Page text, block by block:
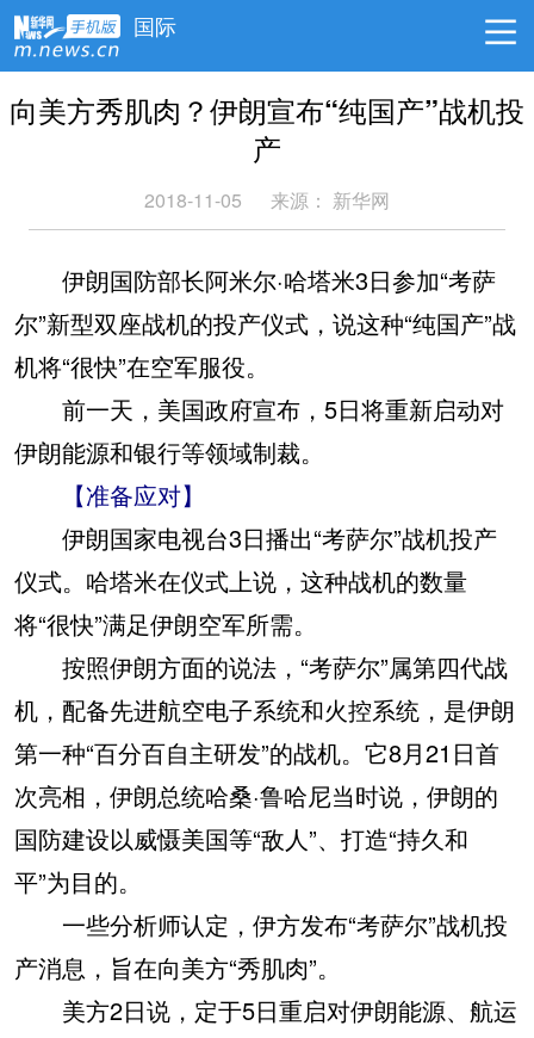
国际
向美方秀肌肉？伊朗宣布“纯国产”战机投
产
2018-11-05 来源： 新华网
伊朗国防部长阿米尔·哈塔米3日参加“考萨
尔”新型双座战机的投产仪式，说这种“纯国产”战
机将“很快”在空军服役。
前一天，美国政府宣布，5日将重新启动对
伊朗能源和银行等领域制裁。
【准备应对】
伊朗国家电视台3日播出“考萨尔”战机投产
仪式。哈塔米在仪式上说，这种战机的数量
将“很快”满足伊朗空军所需。
按照伊朗方面的说法，“考萨尔”属第四代战
机，配备先进航空电子系统和火控系统，是伊朗
第一种“百分百自主研发”的战机。它8月21日首
次亮相，伊朗总统哈桑·鲁哈尼当时说，伊朗的
国防建设以威慑美国等“敌人”、打造“持久和
平”为目的。
一些分析师认定，伊方发布“考萨尔”战机投
产消息，旨在向美方“秀肌肉”。
美方2日说，定于5日重启对伊朗能源、航运